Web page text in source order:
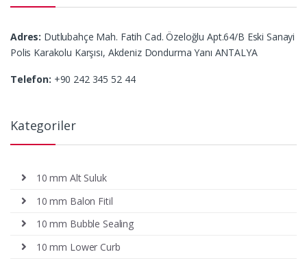
Adres: Dutlubahçe Mah. Fatih Cad. Özeloğlu Apt.64/B Eski Sanayi
Polis Karakolu Karşısı, Akdeniz Dondurma Yanı ANTALYA
Telefon: +90 242 345 52 44
Kategoriler
10 mm Alt Suluk
10 mm Balon Fitil
10 mm Bubble Sealing
10 mm Lower Curb